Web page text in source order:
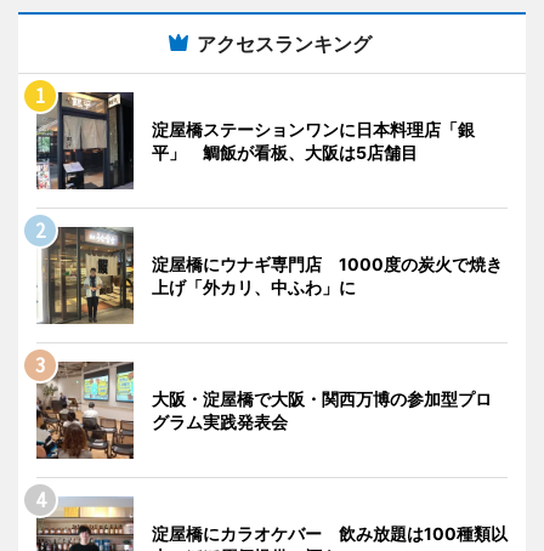
アクセスランキング
淀屋橋ステーションワンに日本料理店「銀
平」 鯛飯が看板、大阪は5店舗目
淀屋橋にウナギ専門店 1000度の炭火で焼き
上げ「外カリ、中ふわ」に
大阪・淀屋橋で大阪・関西万博の参加型プロ
グラム実践発表会
淀屋橋にカラオケバー 飲み放題は100種類以